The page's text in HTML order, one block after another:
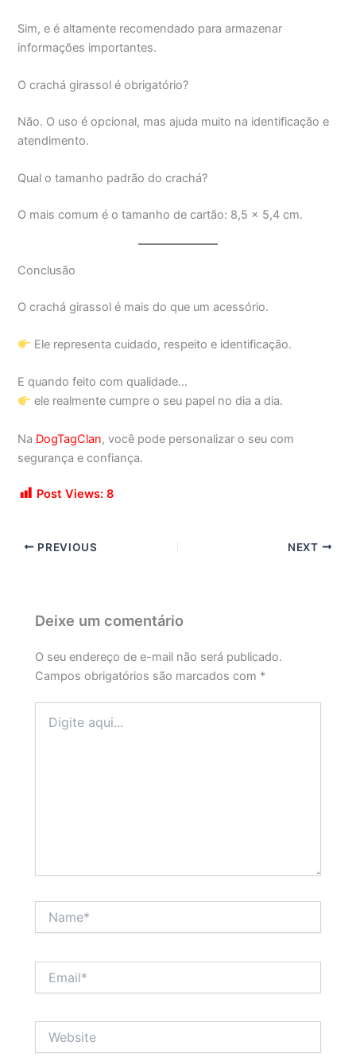
Sim, e é altamente recomendado para armazenar
informações importantes.
O crachá girassol é obrigatório?
Não. O uso é opcional, mas ajuda muito na identificação e
atendimento.
Qual o tamanho padrão do crachá?
O mais comum é o tamanho de cartão: 8,5 x 5,4 cm.
Conclusão
O crachá girassol é mais do que um acessório.
Ele representa cuidado, respeito e identificação.
E quando feito com qualidade…
ele realmente cumpre o seu papel no dia a dia.
Na DogTagClan, você pode personalizar o seu com
segurança e confiança.
Post Views: 8
PREVIOUS NEXT
Deixe um comentário
O seu endereço de e-mail não será publicado.
Campos obrigatórios são marcados com *
aqui...